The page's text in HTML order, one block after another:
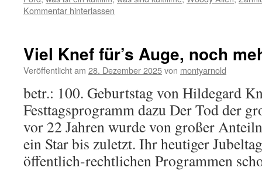
Kommentar hinterlassen
Viel Knef für’s Auge, noch
Veröffentlicht am 28. Dezember 2025von montyarnold
betr.: 100. Geburtstag von Hildegard
Festtagsprogramm dazu Der Tod der
vor 22 Jahren wurde von großer
ein Star bis zuletzt. Ihr heutiger
öffentlich-rechtlichen Programmen